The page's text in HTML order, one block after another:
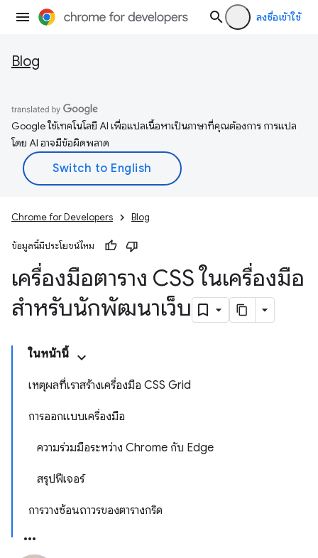
ลงชื่อเข้าใช้
Blog
Google ใช้เทคโนโลยี AI เพื่อแปลเนื้อหาเป็นภาษาที่คุณต้องการ การแปล
โดย AI อาจมีข้อผิดพลาด
Chrome for Developers Blog
ข้อมูลนี้มีประโยชน์ไหม
เครื่องมือตาราง CSS ในเครื่องมือ
สำหรับนักพัฒนาเว็บ
ในหน้านี้
เหตุผลที่เราสร้างเครื่องมือ CSS Grid
การออกแบบเครื่องมือ
ความร่วมมือระหว่าง Chrome กับ Edge
สรุปฟีเจอร์
การวางซ้อนถาวรของตารางกริด